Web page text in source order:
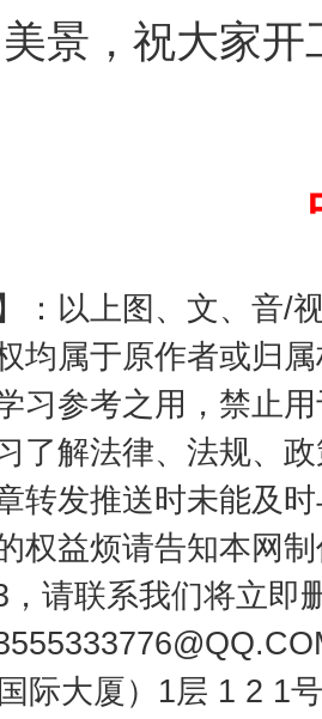
景，祝大家
：以上图、文、音/
均属于原作者或归
习参考之用，禁止
了解法律、法规、
转发推送时未能及
权益烦请告知本网
请联系我们将立即
际大厦）1层 1 2 1